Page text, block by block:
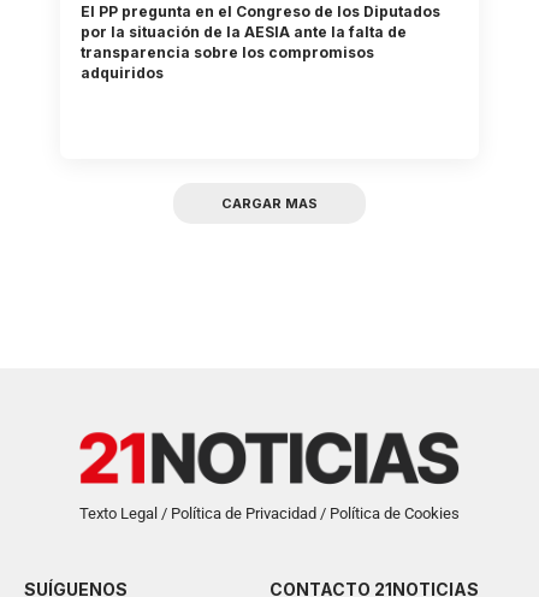
El PP pregunta en el Congreso de los Diputados
por la situación de la AESIA ante la falta de
transparencia sobre los compromisos
adquiridos
CARGAR MAS
Texto Legal / Política de Privacidad / Política de Cookies
SUÍGUENOS CONTACTO 21NOTICIAS